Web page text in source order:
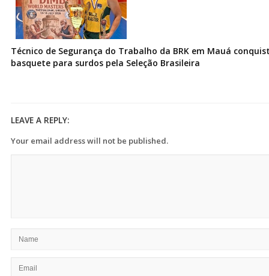
Técnico de Segurança do Trabalho da BRK em Mauá
basquete para surdos pela Seleção Brasileira
LEAVE A REPLY:
Your email address will not be published.